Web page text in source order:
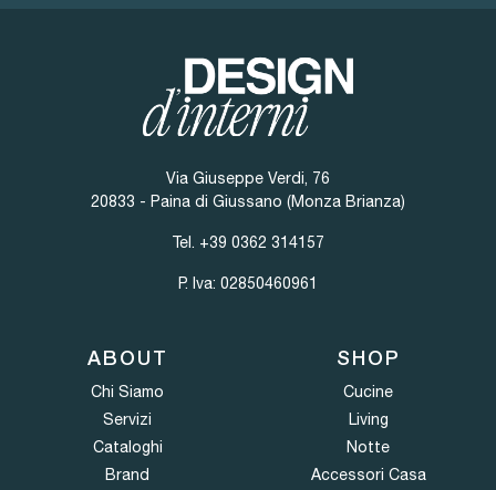
Via Giuseppe Verdi, 76
20833 - Paina di Giussano (Monza Brianza)
Tel. +39 0362 314157
P. Iva: 02850460961
ABOUT
Chi Siamo
Servizi
Cataloghi
Brand
SHOP
Cucine
Living
Notte
Accessori Casa